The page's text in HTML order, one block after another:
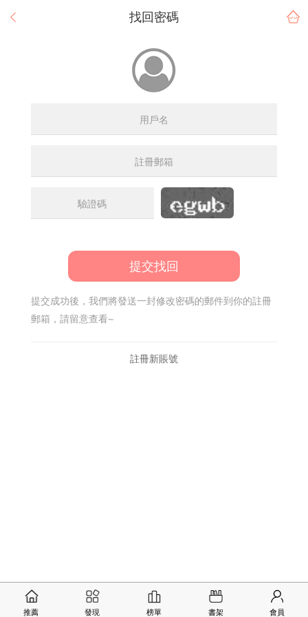
找回密碼
提交找回
提交成功後，我們將發送一封修改密碼的郵件到你的註冊
郵箱，請留意查看~
註冊新賬號
推薦 發現 榜單 書架 會員